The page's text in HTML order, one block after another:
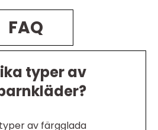
FAQ
typer av
av färgglada